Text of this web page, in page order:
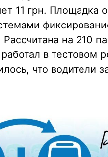
11 грн. Площадка
на 210
в тестовом
что водители